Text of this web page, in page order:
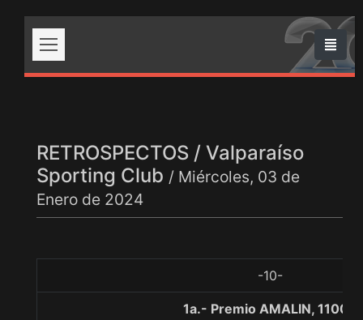
RETROSPECTOS / Valparaíso
Sporting Club / Miércoles, 03 de
Enero de 2024
-10-
1a.- Premio AMALIN, 1100